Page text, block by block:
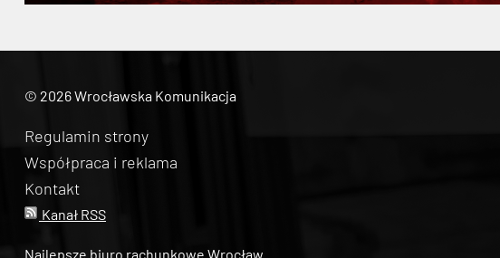
© 2026 Wrocławska Komunikacja
Regulamin strony
Współpraca i reklama
Kontakt
Kanał RSS
Najlepsze biuro rachunkowe Wrocław